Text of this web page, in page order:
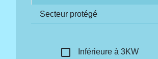
Secteur protégé
check_box_outline_blank Inférieure à 3KW